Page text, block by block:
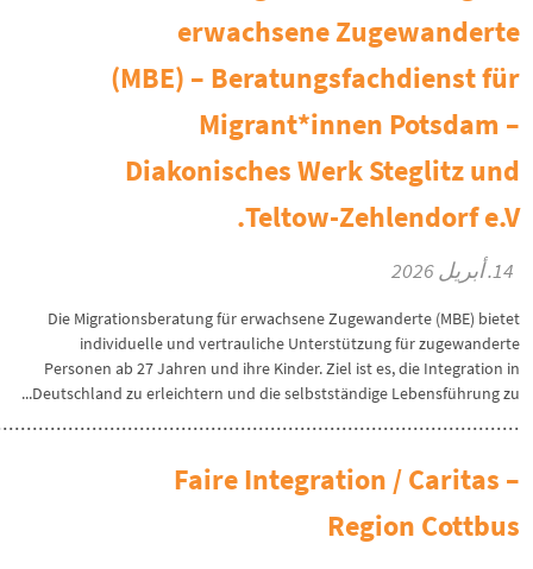
erwachsene Zugewanderte
(MBE) – Beratungsfachdienst für
Migrant*innen Potsdam –
Diakonisches Werk Steglitz und
Teltow-Zehlendorf e.V.
14. أبريل 2026
Die Migrationsberatung für erwachsene Zugewanderte (MBE) bietet
individuelle und vertrauliche Unterstützung für zugewanderte
Personen ab 27 Jahren und ihre Kinder. Ziel ist es, die Integration in
Deutschland zu erleichtern und die selbstständige Lebensführung zu...
Faire Integration / Caritas –
Region Cottbus